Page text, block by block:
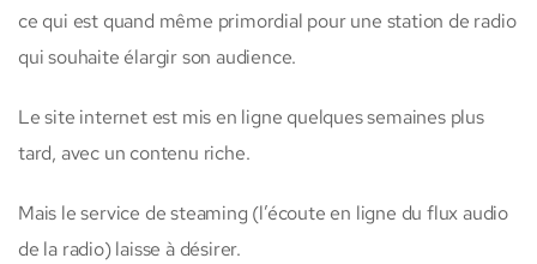
ce qui est quand même primordial pour une station de radio
qui souhaite élargir son audience.
Le site internet est mis en ligne quelques semaines plus
tard, avec un contenu riche.
Mais le service de steaming (l’écoute en ligne du flux audio
de la radio) laisse à désirer.